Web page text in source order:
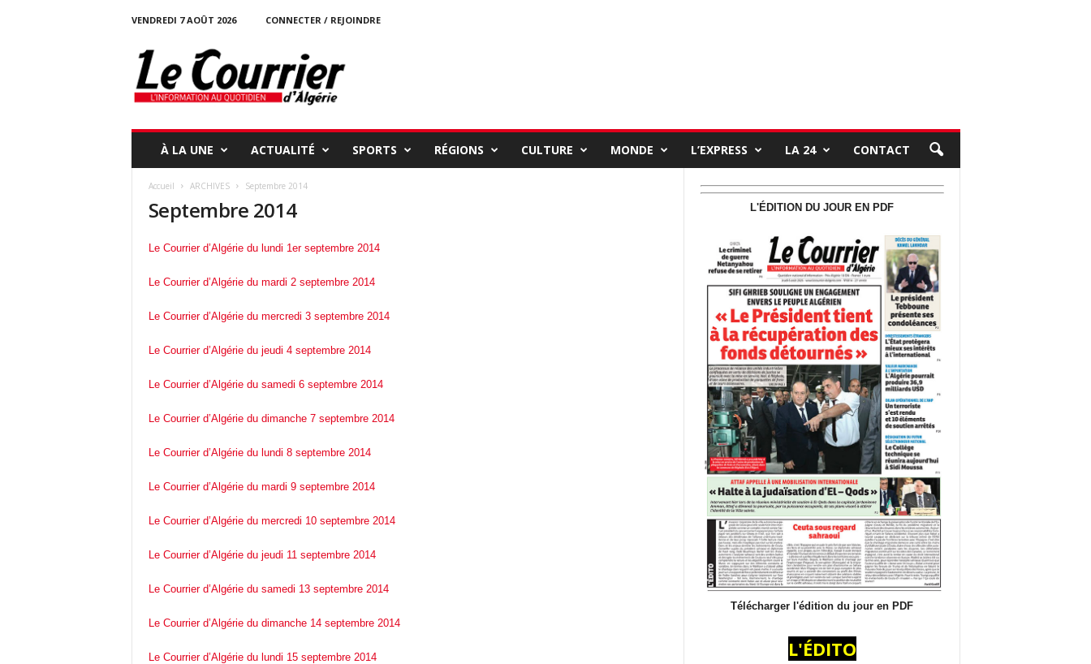
VENDREDI 7 AOÛT 2026
CONNECTER / REJOINDRE
o
u
À LA UNE ACTUALITÉ SPORTS RÉGIONS CULTURE MONDE L’EXPRESS LA 24 CONTACT
Accueil ARCHIVES Septembre 2014
Septembre 2014
Le Courrier d’Algérie du lundi 1er septembre 2014
Le Courrier d’Algérie du mardi 2 septembre 2014
Le Courrier d’Algérie du mercredi 3 septembre 2014
Le Courrier d’Algérie du jeudi 4 septembre 2014
Le Courrier d’Algérie du samedi 6 septembre 2014
Le Courrier d’Algérie du dimanche 7 septembre 2014
Le Courrier d’Algérie du lundi 8 septembre 2014
Le Courrier d’Algérie du mardi 9 septembre 2014
Le Courrier d’Algérie du mercredi 10 septembre 2014
Le Courrier d’Algérie du jeudi 11 septembre 2014
Le Courrier d’Algérie du samedi 13 septembre 2014
Le Courrier d’Algérie du dimanche 14 septembre 2014
Le Courrier d’Algérie du lundi 15 septembre 2014
L'ÉDITION DU JOUR EN PDF
Télécharger l'édition du jour en PDF
L'ÉDITO